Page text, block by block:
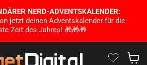
NERD-ADVENTSKALENDER:
jetzt deinen Adventskalender für die
Zeit des Jahres! 🎁🎁🎁